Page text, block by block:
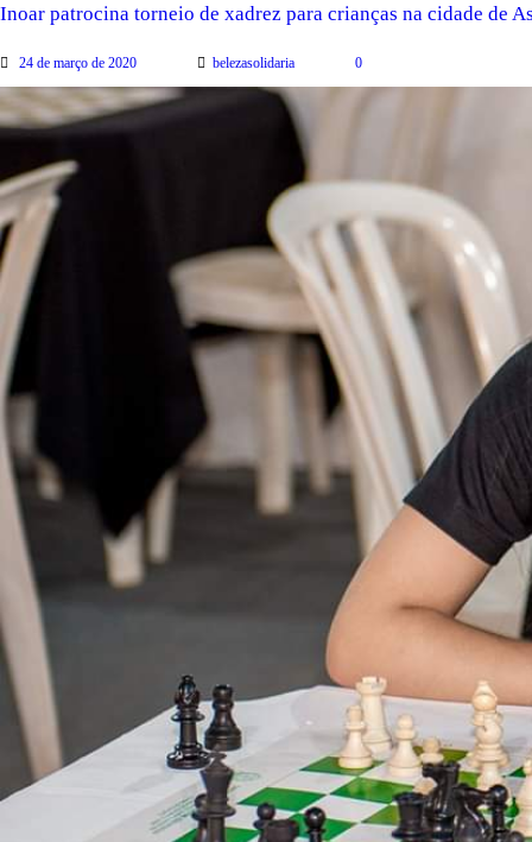
Inoar patrocina torneio de xadrez para crianças na cidade de
24 de março de 2020 belezasolidaria 0